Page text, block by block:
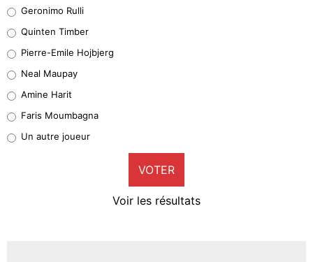
32%
5%
1%
9%
Geronimo Rulli
Quinten Timber
Pierre-Emile Hojbjerg
Neal Maupay
Amine Harit
Faris Moumbagna
Un autre joueur
VOTER
Voir les résultats